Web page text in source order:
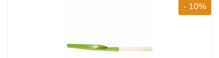
- 10%